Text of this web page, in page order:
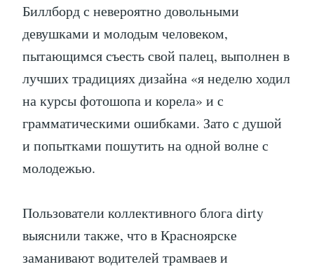
Биллборд с невероятно довольными
девушками и молодым человеком,
пытающимся съесть свой палец, выполнен в
лучших традициях дизайна «я неделю ходил
на курсы фотошопа и корела» и с
грамматическими ошибками. Зато с душой
и попытками пошутить на одной волне с
молодежью.
Пользователи коллективного блога dirty
выяснили также, что в Красноярске
заманивают водителей трамваев и